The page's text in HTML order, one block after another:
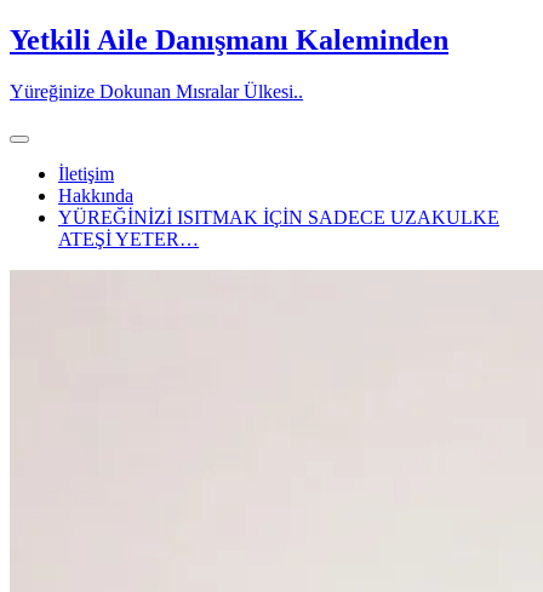
Skip
to
Yetkili Aile Danışmanı Kaleminden
Yüreğinize Dokunan Mısralar Ülkesi..
İletişim
Hakkında
YÜREĞİNİZİ ISITMAK İÇİN SADECE UZAKULKE
ATEŞİ YETER…